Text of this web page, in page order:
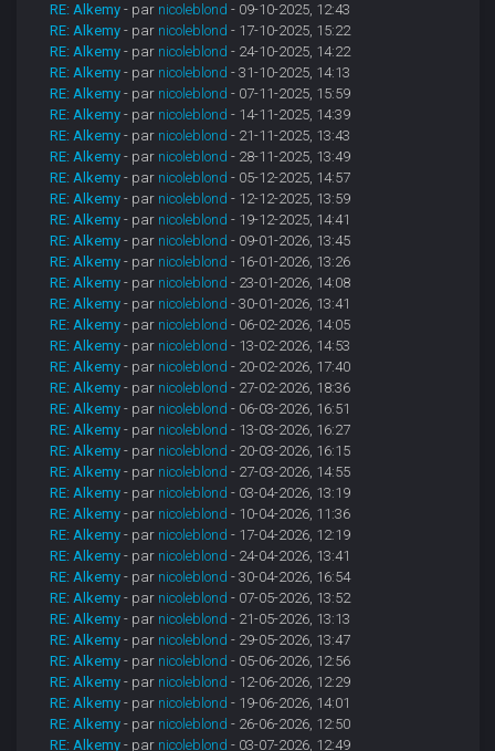
RE: Alkemy - par nicoleblond - 09-10-2025, 12:43
RE: Alkemy - par nicoleblond - 17-10-2025, 15:22
RE: Alkemy - par nicoleblond - 24-10-2025, 14:22
RE: Alkemy - par nicoleblond - 31-10-2025, 14:13
RE: Alkemy - par nicoleblond - 07-11-2025, 15:59
RE: Alkemy - par nicoleblond - 14-11-2025, 14:39
RE: Alkemy - par nicoleblond - 21-11-2025, 13:43
RE: Alkemy - par nicoleblond - 28-11-2025, 13:49
RE: Alkemy - par nicoleblond - 05-12-2025, 14:57
RE: Alkemy - par nicoleblond - 12-12-2025, 13:59
RE: Alkemy - par nicoleblond - 19-12-2025, 14:41
RE: Alkemy - par nicoleblond - 09-01-2026, 13:45
RE: Alkemy - par nicoleblond - 16-01-2026, 13:26
RE: Alkemy - par nicoleblond - 23-01-2026, 14:08
RE: Alkemy - par nicoleblond - 30-01-2026, 13:41
RE: Alkemy - par nicoleblond - 06-02-2026, 14:05
RE: Alkemy - par nicoleblond - 13-02-2026, 14:53
RE: Alkemy - par nicoleblond - 20-02-2026, 17:40
RE: Alkemy - par nicoleblond - 27-02-2026, 18:36
RE: Alkemy - par nicoleblond - 06-03-2026, 16:51
RE: Alkemy - par nicoleblond - 13-03-2026, 16:27
RE: Alkemy - par nicoleblond - 20-03-2026, 16:15
RE: Alkemy - par nicoleblond - 27-03-2026, 14:55
RE: Alkemy - par nicoleblond - 03-04-2026, 13:19
RE: Alkemy - par nicoleblond - 10-04-2026, 11:36
RE: Alkemy - par nicoleblond - 17-04-2026, 12:19
RE: Alkemy - par nicoleblond - 24-04-2026, 13:41
RE: Alkemy - par nicoleblond - 30-04-2026, 16:54
RE: Alkemy - par nicoleblond - 07-05-2026, 13:52
RE: Alkemy - par nicoleblond - 21-05-2026, 13:13
RE: Alkemy - par nicoleblond - 29-05-2026, 13:47
RE: Alkemy - par nicoleblond - 05-06-2026, 12:56
RE: Alkemy - par nicoleblond - 12-06-2026, 12:29
RE: Alkemy - par nicoleblond - 19-06-2026, 14:01
RE: Alkemy - par nicoleblond - 26-06-2026, 12:50
RE: Alkemy - par nicoleblond - 03-07-2026, 12:49